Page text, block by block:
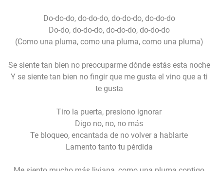
Do-do-do, do-do-do, do-do-do, do-do-do
Do-do, do-do-do, do-do-do, do-do-do
(Como una pluma, como una pluma, como una pluma)
Se siente tan bien no preocuparme dónde estás esta noche
Y se siente tan bien no fingir que me gusta el vino que a ti
te gusta
Tiro la puerta, presiono ignorar
Digo no, no, no más
Te bloqueo, encantada de no volver a hablarte
Lamento tanto tu pérdida